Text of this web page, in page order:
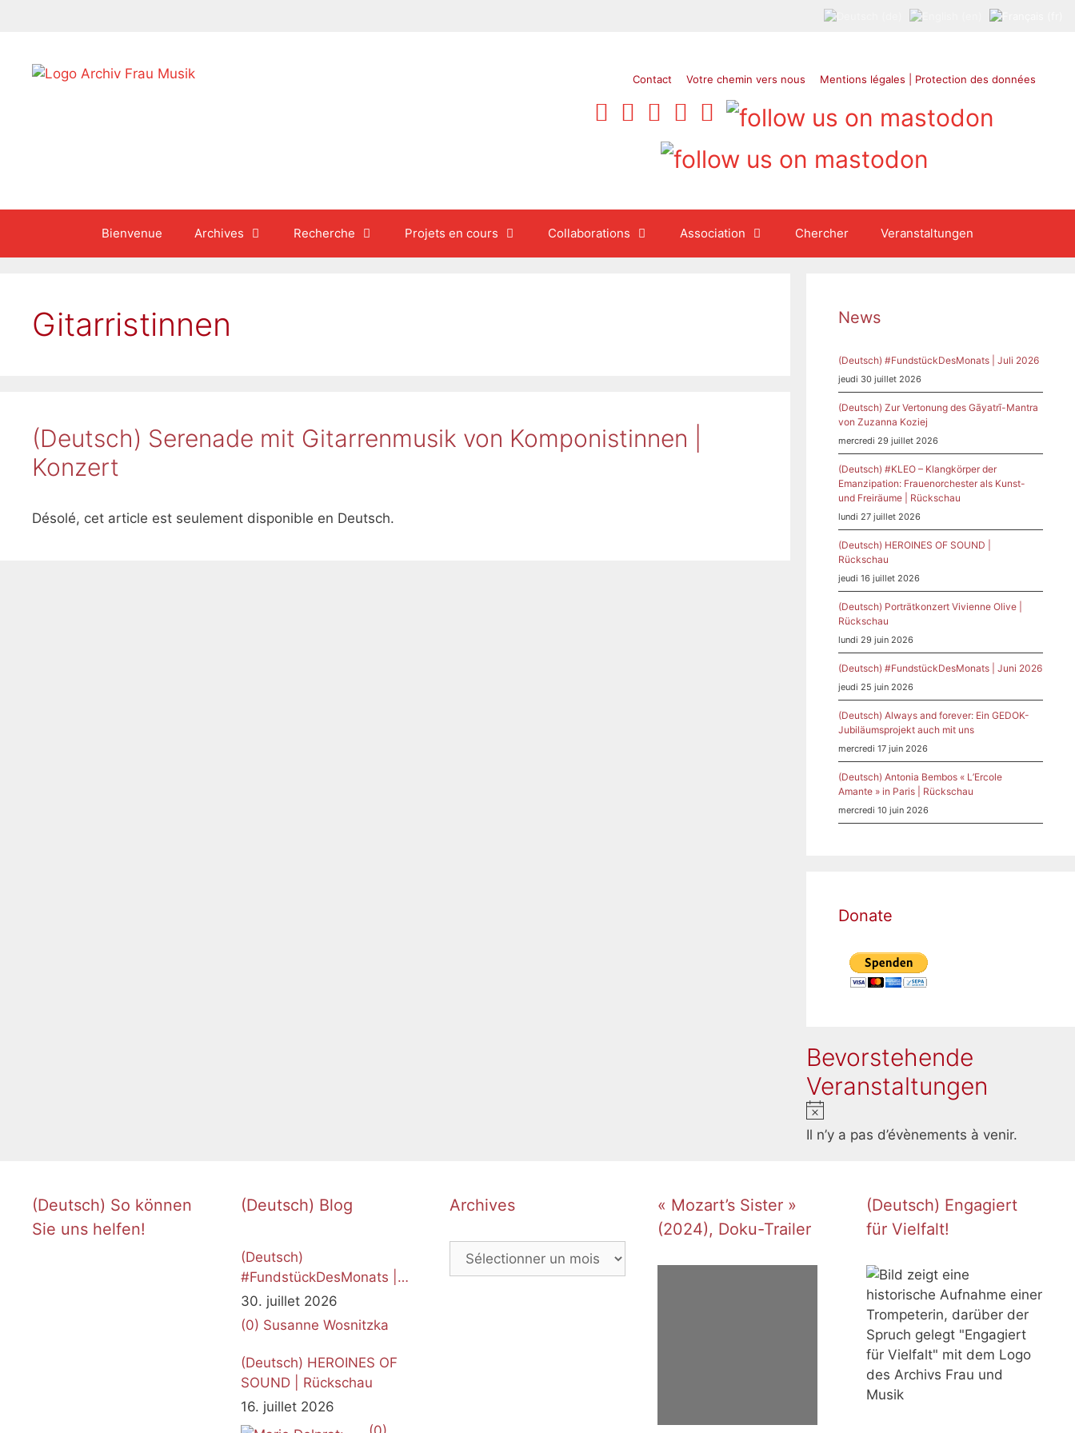
Contact Votre chemin vers nous Mentions légales | Protection des données
Bienvenue Archives Recherche Projets en cours Collaborations Association Chercher Veranstaltungen
Gitarristinnen
(Deutsch) Serenade mit Gitarrenmusik von Komponistinnen |
Konzert
Désolé, cet article est seulement disponible en Deutsch.
News
(Deutsch) #FundstückDesMonats | Juli 2026
jeudi 30 juillet 2026
(Deutsch) Zur Vertonung des Gāyatrī-Mantra
von Zuzanna Koziej
mercredi 29 juillet 2026
(Deutsch) #KLEO – Klangkörper der
Emanzipation: Frauenorchester als Kunst-
und Freiräume | Rückschau
lundi 27 juillet 2026
(Deutsch) HEROINES OF SOUND |
Rückschau
jeudi 16 juillet 2026
(Deutsch) Porträtkonzert Vivienne Olive |
Rückschau
lundi 29 juin 2026
(Deutsch) #FundstückDesMonats | Juni 2026
jeudi 25 juin 2026
(Deutsch) Always and forever: Ein GEDOK-
Jubiläumsprojekt auch mit uns
mercredi 17 juin 2026
(Deutsch) Antonia Bembos « L’Ercole
Amante » in Paris | Rückschau
mercredi 10 juin 2026
Donate
Bevorstehende
Veranstaltungen
o
Il n’y a pas d’évènements à venir.
(Deutsch) So können
Sie uns helfen!
(Deutsch) Blog
(Deutsch)
#FundstückDesMonats |
Juli 2026
30. juillet 2026
(0) Susanne Wosnitzka
(Deutsch) HEROINES OF
SOUND | Rückschau
16. juillet 2026
Archives
Archives
« Mozart’s Sister »
(2024), Doku-Trailer
(Deutsch) Engagiert
für Vielfalt!